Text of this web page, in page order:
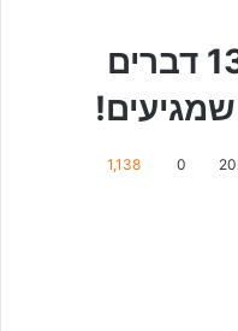
הגעתם לאלבניה? 13 דברים
0
1,138